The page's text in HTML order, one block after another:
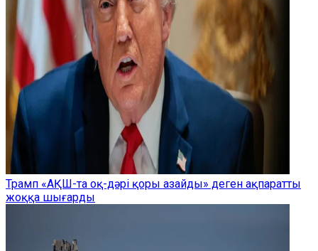
Трамп «АҚШ-та оқ-дәрі қоры азайды» деген ақпаратты
жоққа шығарды